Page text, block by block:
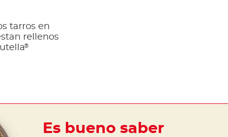
tarros en
rellenos
®
Es bueno saber